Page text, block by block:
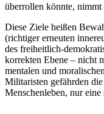
überrollen könnte,
Diese Ziele heißen
(richtiger erneuten
des freiheitlich-
korrekten Ebene – nicht
mentalen und
Militaristen gefährden
Menschenleben, nur